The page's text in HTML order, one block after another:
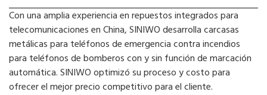
Con una amplia experiencia en repuestos integrados para
telecomunicaciones en China, SINIWO desarrolla carcasas
metálicas para teléfonos de emergencia contra incendios
para teléfonos de bomberos con y sin función de marcación
automática. SINIWO optimizó su proceso y costo para
ofrecer el mejor precio competitivo para el cliente.